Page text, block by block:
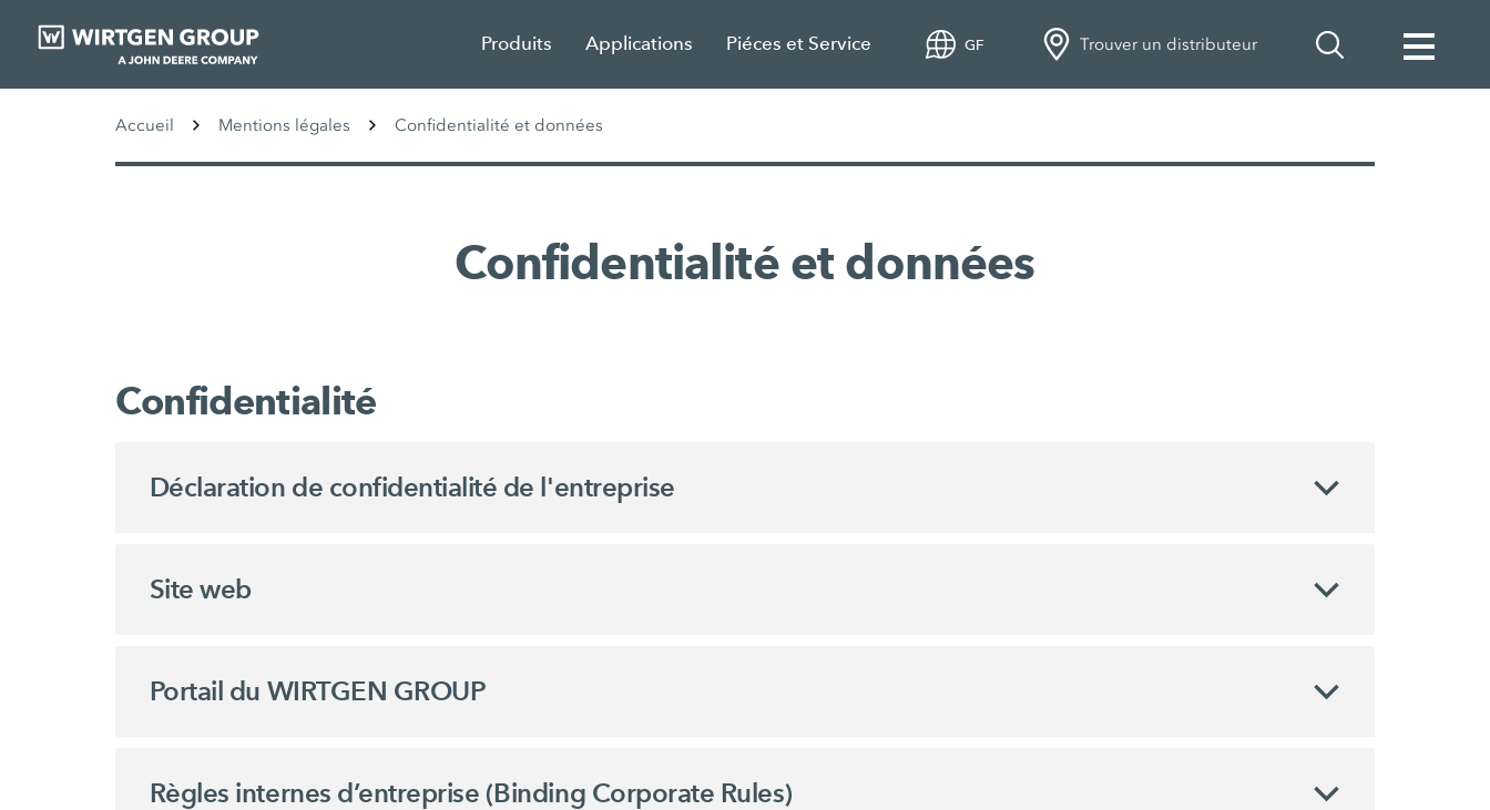
Produits Applications Piéces et Service GF Trouver un distributeur
Accueil Mentions légales Confidentialité et données
Confidentialité et données
Confidentialité
Déclaration de confidentialité de l'entreprise
Site web
Portail du WIRTGEN GROUP
Règles internes d’entreprise (Binding Corporate Rules)